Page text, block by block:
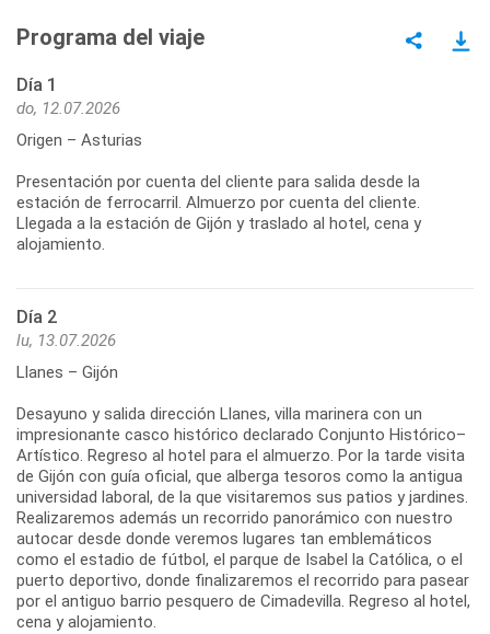
Programa del viaje
Día 1
do, 12.07.2026
Origen – Asturias
Presentación por cuenta del cliente para salida desde la
estación de ferrocarril. Almuerzo por cuenta del cliente.
Llegada a la estación de Gijón y traslado al hotel, cena y
alojamiento.
Día 2
lu, 13.07.2026
Llanes – Gijón
Desayuno y salida dirección Llanes, villa marinera con un
impresionante casco histórico declarado Conjunto Histórico–
Artístico. Regreso al hotel para el almuerzo. Por la tarde visita
de Gijón con guía oficial, que alberga tesoros como la antigua
universidad laboral, de la que visitaremos sus patios y jardines.
Realizaremos además un recorrido panorámico con nuestro
autocar desde donde veremos lugares tan emblemáticos
como el estadio de fútbol, el parque de Isabel la Católica, o el
puerto deportivo, donde finalizaremos el recorrido para pasear
por el antiguo barrio pesquero de Cimadevilla. Regreso al hotel,
cena y alojamiento.